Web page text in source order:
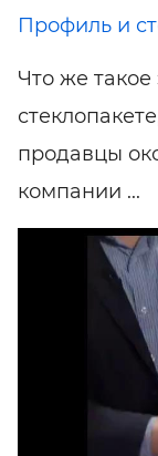
Профиль и
Что же
продавцы
компании ...